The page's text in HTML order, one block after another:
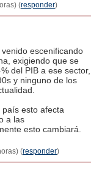
(responder)
escenificando
exigiendo que se
del PIB a ese sector,
y ninguno de los
esto afecta
a las
esto cambiará.
(responder)